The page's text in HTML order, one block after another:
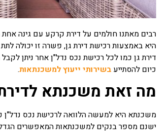
רבים מאתנו חולמים על דירת קרקע עם גינה
היא באמצעות רכישת דירת גן, פשרה זו יכולה
דירת גן כמו לכל רכישת נכס נדל"ן אחר ניתן
כיום להסתייע בשירותי ייעוץ למשכנתאות.
מה זאת משכנתא
משכנתא היא למעשה הלוואה לרכישת נכס נדל"ן
ישנם מספר בנקים למשכנתאות המאפשרים